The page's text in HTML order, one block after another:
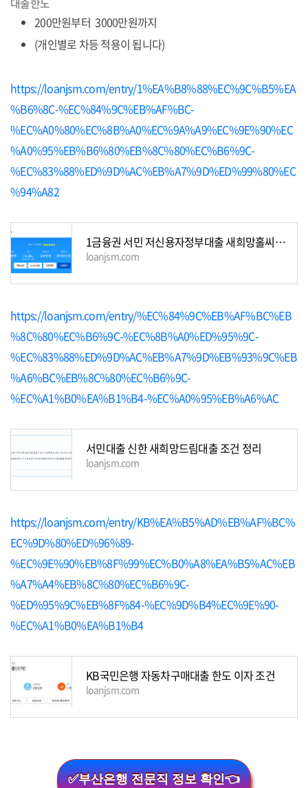
200만원부터 3000만원까지
(개인별로 차등 적용이 됩니다)
https://loanjsm.com/entry/1%EA%B8%88%EC%9C%B5%EA
%B6%8C-%EC%84%9C%EB%AF%BC-
%EC%A0%80%EC%8B%A0%EC%9A%A9%EC%9E%90%EC
%A0%95%EB%B6%80%EB%8C%80%EC%B6%9C-
%EC%83%88%ED%9D%AC%EB%A7%9D%ED%99%80%EC
%94%A82
1금융권 서민 저신용자정부대출 새희망홀씨2 자격 한도 신청조건
loanjsm.com
https://loanjsm.com/entry/%EC%84%9C%EB%AF%BC%EB
%8C%80%EC%B6%9C-%EC%8B%A0%ED%95%9C-
%EC%83%88%ED%9D%AC%EB%A7%9D%EB%93%9C%EB
%A6%BC%EB%8C%80%EC%B6%9C-
%EC%A1%B0%EA%B1%B4-%EC%A0%95%EB%A6%AC
서민대출 신한 새희망드림대출 조건 정리
loanjsm.com
https://loanjsm.com/entry/KB%EA%B5%AD%EB%AF%BC%
EC%9D%80%ED%96%89-
%EC%9E%90%EB%8F%99%EC%B0%A8%EA%B5%AC%EB
%A7%A4%EB%8C%80%EC%B6%9C-
%ED%95%9C%EB%8F%84-%EC%9D%B4%EC%9E%90-
%EC%A1%B0%EA%B1%B4
KB국민은행 자동차구매대출 한도 이자 조건
loanjsm.com
✅부산은행 전문직 정보 확인👈